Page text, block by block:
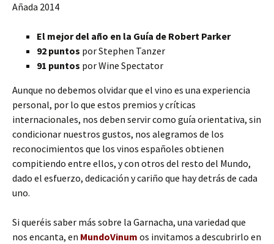
Añada 2014
El mejor del año en la Guía de Robert Parker
92 puntos por Stephen Tanzer
91 puntos por Wine Spectator
Aunque no debemos olvidar que el vino es una experiencia
personal, por lo que estos premios y críticas
internacionales, nos deben servir como guía orientativa, sin
condicionar nuestros gustos, nos alegramos de los
reconocimientos que los vinos españoles obtienen
compitiendo entre ellos, y con otros del resto del Mundo,
dado el esfuerzo, dedicación y cariño que hay detrás de cada
uno.
Si queréis saber más sobre la Garnacha, una variedad que
nos encanta, en MundoVinum os invitamos a descubrirlo en